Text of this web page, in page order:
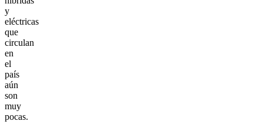
y
eléctricas
que
circulan
en
el
país
aún
son
muy
pocas.